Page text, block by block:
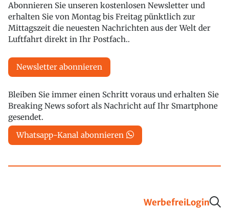
Abonnieren Sie unseren kostenlosen Newsletter und
erhalten Sie von Montag bis Freitag pünktlich zur
Mittagszeit die neuesten Nachrichten aus der Welt der
Luftfahrt direkt in Ihr Postfach..
Newsletter abonnieren
Bleiben Sie immer einen Schritt voraus und erhalten Sie
Breaking News sofort als Nachricht auf Ihr Smartphone
gesendet.
Whatsapp-Kanal abonnieren
WerbefreiLogin